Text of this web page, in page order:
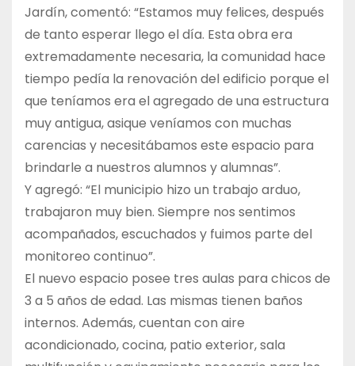
Jardín, comentó: “Estamos muy felices, después
de tanto esperar llego el día. Esta obra era
extremadamente necesaria, la comunidad hace
tiempo pedía la renovación del edificio porque el
que teníamos era el agregado de una estructura
muy antigua, asique veníamos con muchas
carencias y necesitábamos este espacio para
brindarle a nuestros alumnos y alumnas”.
Y agregó: “El municipio hizo un trabajo arduo,
trabajaron muy bien. Siempre nos sentimos
acompañados, escuchados y fuimos parte del
monitoreo continuo”.
El nuevo espacio posee tres aulas para chicos de
3 a 5 años de edad. Las mismas tienen baños
internos. Además, cuentan con aire
acondicionado, cocina, patio exterior, sala